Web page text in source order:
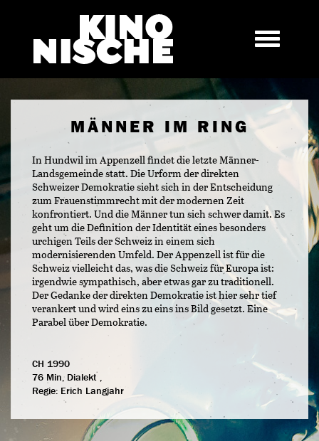
MÄNNER IM RING
In Hundwil im Appenzell findet die letzte Männer-
Landsgemeinde statt. Die Urform der direkten
Schweizer Demokratie sieht sich in der Entscheidung
zum Frauenstimmrecht mit der modernen Zeit
konfrontiert. Und die Männer tun sich schwer damit. Es
geht um die Definition der Identität eines besonders
urchigen Teils der Schweiz in einem sich
modernisierenden Umfeld. Der Appenzell ist für die
Schweiz vielleicht das, was die Schweiz für Europa ist:
irgendwie sympathisch, aber etwas gar zu traditionell.
Der Gedanke der direkten Demokratie ist hier sehr tief
verankert und wird eins zu eins ins Bild gesetzt. Eine
Parabel über Demokratie.
CH 1990
76 Min, Dialekt ,
Regie: Erich Langjahr